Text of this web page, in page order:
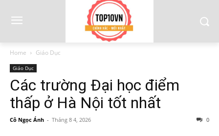
Home Giáo Dục
Giáo Dục
Các trường Đại học điểm
thấp ở Hà Nội tốt nhất
Cô Ngọc Ánh - Tháng 8 4, 2026 0